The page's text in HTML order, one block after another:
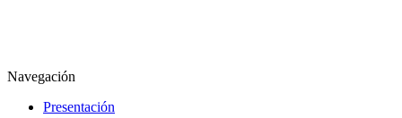
Navegación
Presentación